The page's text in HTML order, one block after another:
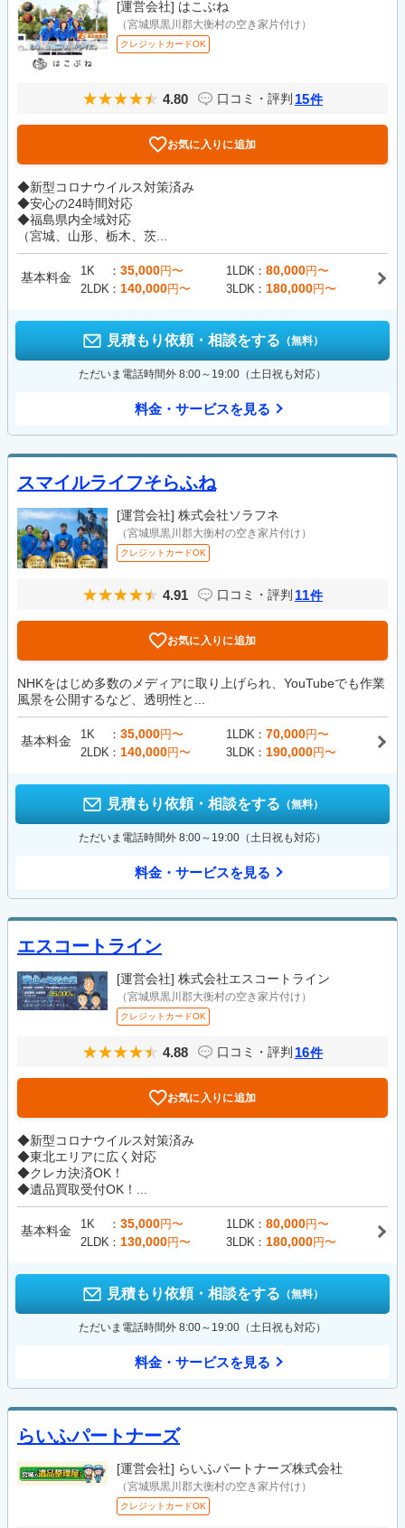
[運営会社] はこぶね
（宮城県黒川郡大衡村の空き家片付け）
クレジットカードOK
4.80 口コミ・評判 15件
お気に入りに追加
◆新型コロナウイルス対策済み
◆安心の24時間対応
◆福島県内全域対応
（宮城、山形、栃木、茨...
基本料金 1K 35,000円〜 1LDK 80,000円〜
2LDK
140,000円〜 3LDK 180,000円〜
見積もり依頼・相談をする （無料）
ただいま電話時間外 8:00～19:00（土日祝も対応）
料金・サービスを見る
スマイルライフそらふね
[運営会社] 株式会社ソラフネ
（宮城県黒川郡大衡村の空き家片付け）
クレジットカードOK
4.91 口コミ・評判 11件
お気に入りに追加
NHKをはじめ多数のメディアに取り上げられ、YouTubeでも作業
風景を公開するなど、透明性と...
基本料金 1K 35,000円〜 1LDK 70,000円〜
2LDK
140,000円〜 3LDK 190,000円〜
見積もり依頼・相談をする （無料）
ただいま電話時間外 8:00～19:00（土日祝も対応）
料金・サービスを見る
エスコートライン
[運営会社] 株式会社エスコートライン
（宮城県黒川郡大衡村の空き家片付け）
クレジットカードOK
4.88 口コミ・評判 16件
お気に入りに追加
◆新型コロナウイルス対策済み
◆東北エリアに広く対応
◆クレカ決済OK！
◆遺品買取受付OK！...
基本料金 1K 35,000円〜 1LDK 80,000円〜
2LDK
130,000円〜 3LDK 180,000円〜
見積もり依頼・相談をする （無料）
ただいま電話時間外 8:00～19:00（土日祝も対応）
料金・サービスを見る
らいふパートナーズ
[運営会社] らいふパートナーズ株式会社
（宮城県黒川郡大衡村の空き家片付け）
クレジットカードOK